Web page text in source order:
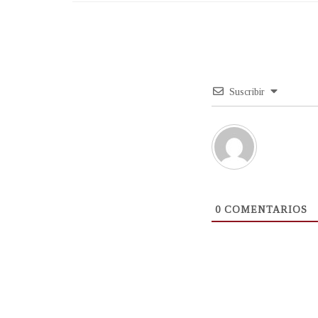
Suscribir
0 COMENTARIOS